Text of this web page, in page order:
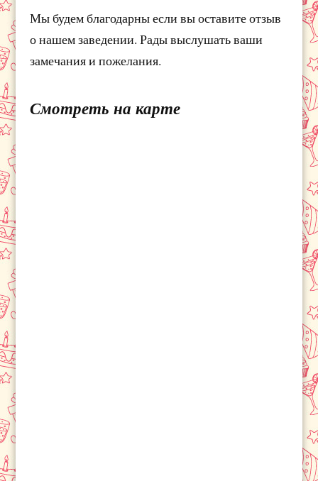
Мы будем благодарны если вы оставите отзыв
о нашем заведении. Рады выслушать ваши
замечания и пожелания.
Смотреть на карте